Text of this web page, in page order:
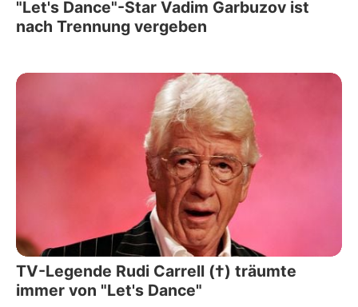
"Let's Dance"-Star Vadim Garbuzov ist
nach Trennung vergeben
TV-Legende Rudi Carrell (†) träumte
immer von "Let's Dance"